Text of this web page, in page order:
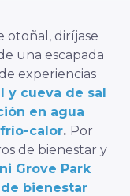
otoñal, diríjase
una escapada
experiencias
y cueva de sal
en agua
calor. Por
de bienestar y
Grove Park
de bienestar